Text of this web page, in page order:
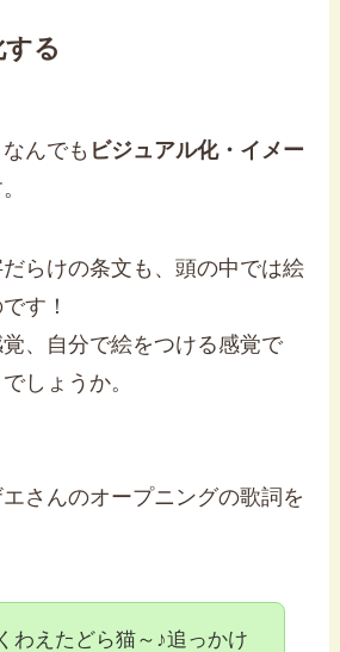
る
んでも ビジュアル化・イメー
らけの条文も、頭の中では絵
す！
、自分で絵をつける感覚で
しょうか。
さんのオープニングの歌詞を
わえたどら猫～♪追っかけ